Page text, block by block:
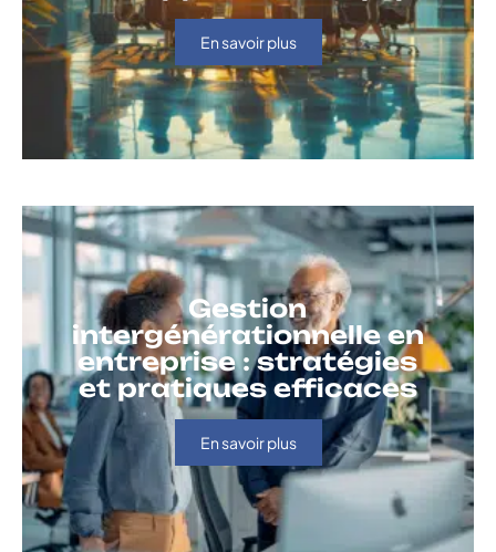
En savoir plus
Gestion
intergénérationnelle en
entreprise : stratégies
et pratiques efficaces
En savoir plus